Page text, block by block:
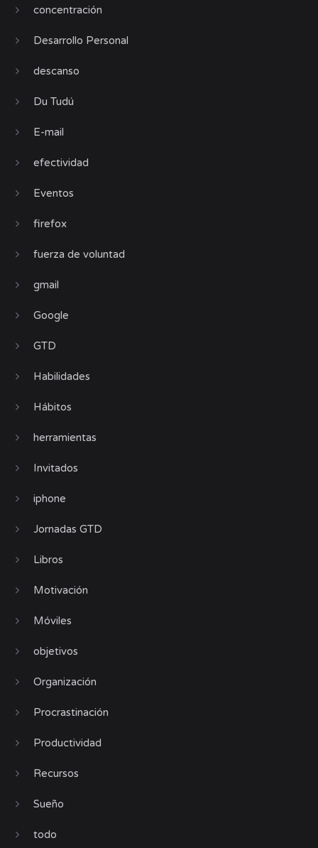
concentración
Desarrollo Personal
descanso
Du Tudú
E-mail
efectividad
Eventos
firefox
fuerza de voluntad
gmail
Google
GTD
Habilidades
Hábitos
herramientas
Invitados
iphone
Jornadas GTD
Libros
Motivación
Móviles
objetivos
Organización
Procrastinación
Productividad
Recursos
Sueño
todo